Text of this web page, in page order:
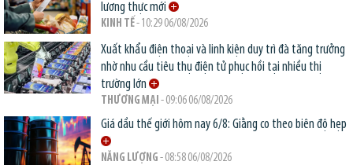
lương thực mới
KINH TẾ- 10:29 06/08/2026
Xuất khẩu điện thoại và linh kiện duy trì đà tăng trưởng
nhờ nhu cầu tiêu thụ điện tử phục hồi tại nhiều thị
trường lớn
THƯƠNG MẠI - 09:06 06/08/2026
Giá dầu thế giới hôm nay 6/8: Giằng co theo biên độ hẹp
NĂNG LƯỢNG - 08:58 06/08/2026